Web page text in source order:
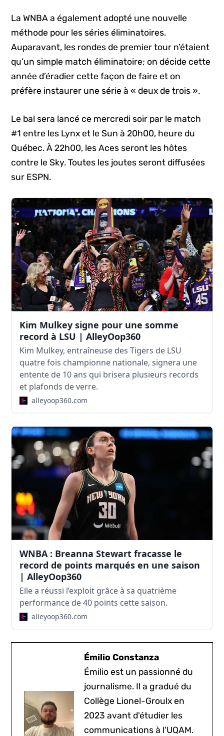
La WNBA a également adopté une nouvelle
méthode pour les séries éliminatoires.
Auparavant, les rondes de premier tour n’étaient
qu’un simple match éliminatoire; on décide cette
année d’éradier cette façon de faire et on
préfère instaurer une série à « deux de trois ».
Le bal sera lancé ce mercredi soir par le match
#1 entre les Lynx et le Sun à 20h00, heure du
Québec. À 22h00, les Aces seront les hôtes
contre le Sky. Toutes les joutes seront diffusées
sur ESPN.
Kim Mulkey signe pour une somme
record à LSU | AlleyOop360
Kim Mulkey, entraîneuse des Tigers de LSU
quatre fois championne nationale, signera une
entente de 10 ans qui brisera plusieurs records
et plafonds de verre.
alleyoop360.com
WNBA : Breanna Stewart fracasse le
record de points marqués en une saison
| AlleyOop360
Elle a réussi l’exploit grâce à sa quatrième
performance de 40 points cette saison.
alleyoop360.com
Émilio Constanza
Émilio est un passionné du
journalisme. Il a gradué du
Collège Lionel-Groulx en
2023 avant d'étudier les
communications à l'UQAM.